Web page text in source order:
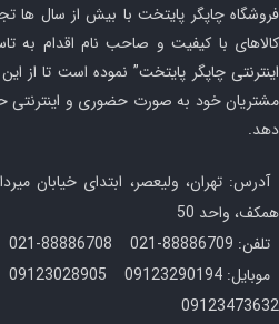
فروشگاه چاپگر پایتخت با بیش از سال ها
کالاهای با کیفیت و صاحب نام اقدام به
اینترنتی چاپگر پایتخت” نموده است تا از
مشتریان خود به صورت حضوری و اینترنتی
دهد.
آدرس: تهران، ولیعصر، ابتدای خیابان
همکف، واحد 50
تلفن: 88886709-021 88886708-021
موبایل: 09123290194 09123028905
09123473632